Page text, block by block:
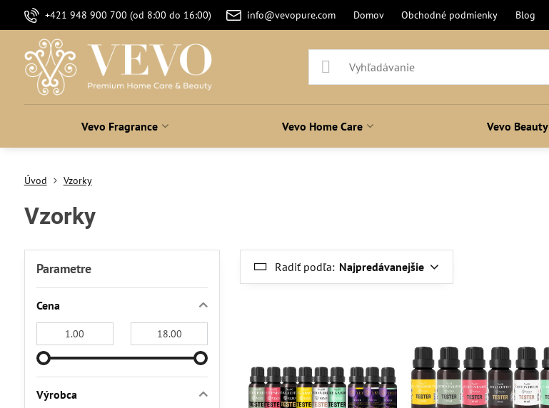
+421 948 900 700 (od 8:00 do 16:00) info@vevopure.com Domov Obchodné podmienky Blog
Vevo Fragrance Vevo Home Care Vevo Beauty
Úvod Vzorky
Vzorky
Radiť podľa: Najpredávanejšie
Parametre
Cena
Výrobca